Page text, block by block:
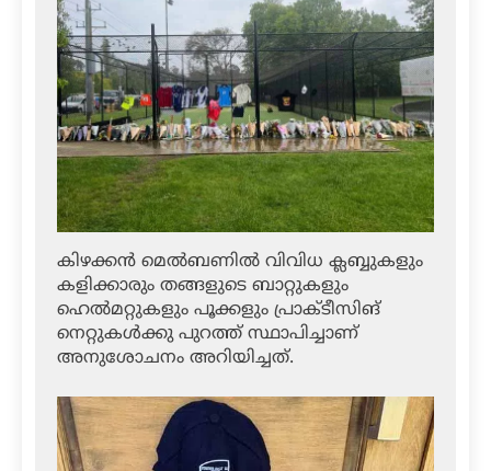
കിഴക്കന്‍ മെല്‍ബണില്‍ വിവിധ ക്ലബ്ബുകളും
കളിക്കാരും തങ്ങളുടെ ബാറ്റുകളും
ഹെല്‍മറ്റുകളും പൂക്കളും പ്രാക്ടീസിങ്
നെറ്റുകള്‍ക്കു പുറത്ത് സ്ഥാപിച്ചാണ്
അനുശോചനം അറിയിച്ചത്.